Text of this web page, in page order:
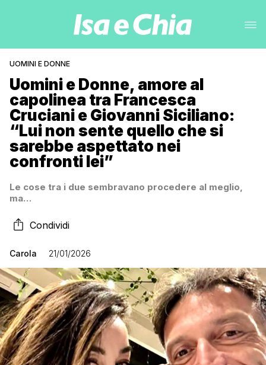
UOMINI E DONNE
Uomini e Donne, amore al
capolinea tra Francesca
Cruciani e Giovanni Siciliano:
“Lui non sente quello che si
sarebbe aspettato nei
confronti lei”
Le cose tra i due sembravano procedere al meglio,
ma…
Condividi
Carola 21/01/2026